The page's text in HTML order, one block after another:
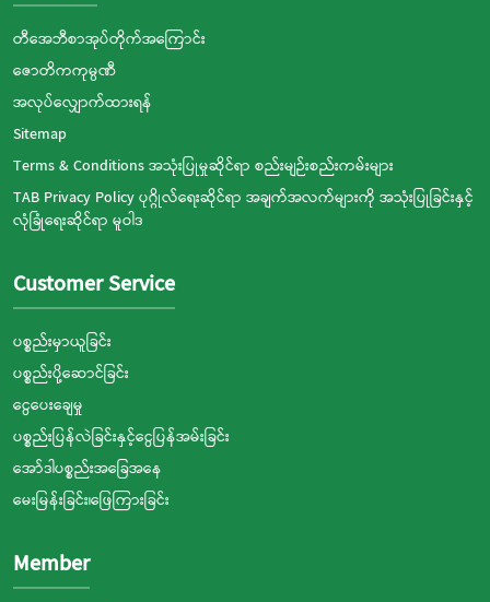
တီအေဘီစာအုပ်တိုက်အကြောင်း
ဇောတိကကုမ္ပဏီ
အလုပ်လျှောက်ထားရန်
Sitemap
Terms & Conditions အသုံးပြုမှုဆိုင်ရာ စည်းမျဉ်းစည်းကမ်းများ
TAB Privacy Policy ပုဂ္ဂိုလ်ရေးဆိုင်ရာ အချက်အလက်များကို အသုံးပြုခြင်းနှင့်
လုံခြုံရေးဆိုင်ရာ မူဝါဒ
Customer Service
ပစ္စည်းမှာယူခြင်း
ပစ္စည်းပို့ဆောင်ခြင်း
ငွေပေးချေမှု
ပစ္စည်းပြန်လဲခြင်းနှင့်ငွေပြန်အမ်းခြင်း
အော်ဒါပစ္စည်းအခြေအနေ
မေးမြန်းခြင်း၊ဖြေကြားခြင်း
Member